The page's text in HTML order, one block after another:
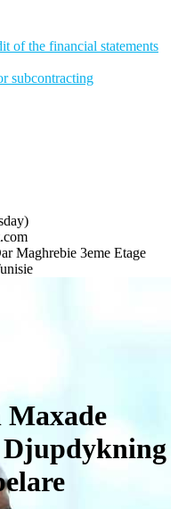
of the financial statements
subcontracting
Maghrebie 3eme Etage
Maxade
Djupdykning